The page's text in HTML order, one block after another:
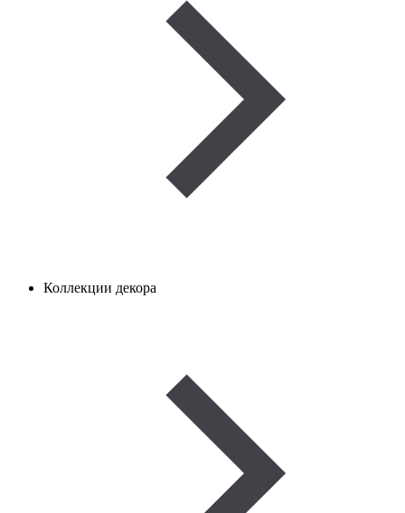
Коллекции декора